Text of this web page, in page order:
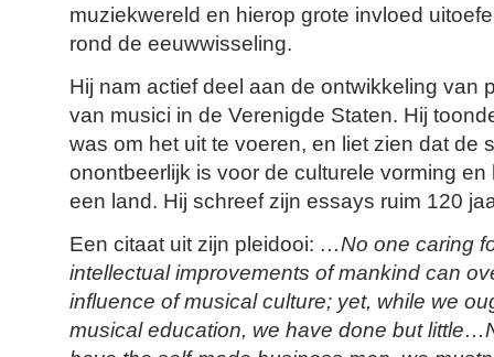
muziekwereld en hierop grote invloed
rond de eeuwwisseling.
Hij nam actief deel aan de ontwikkeling van
van musici in de Verenigde Staten. Hij
was om het uit te voeren, en liet zien dat de
onontbeerlijk is voor de culturele vorming
een land. Hij schreef zijn essays ruim 120
Een citaat uit zijn pleidooi: …No one caring
intellectual improvements of mankind can
influence of musical culture; yet, while we
musical education, we have done but